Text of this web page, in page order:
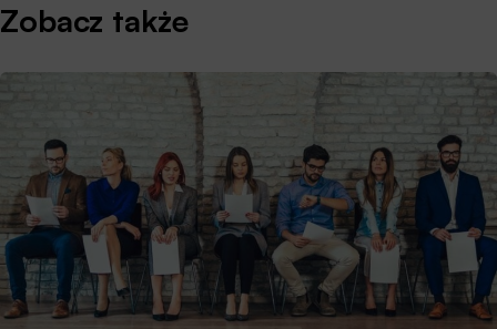
Zobacz także